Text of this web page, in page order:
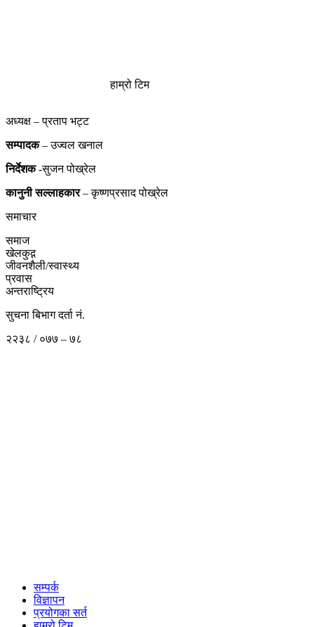
हाम्रो टिम
अध्यक्ष – प्रताप भट्ट
सम्पादक– उज्वल खनाल
निर्देशक-सुजन पोख्रेल
कानुनी सल्लाहकार– कृष्णप्रसाद पोख्रेल
समाचार
समाज
खेलकुद़़
जीवनशैली/स्वास्थ्य
प्रवास
अन्तराष्ट्रिय
सुचना बिभाग दर्ता नं.
२२३८ / ०७७ – ७८
सम्पर्क
विज्ञापन
प्रयोगका सर्त